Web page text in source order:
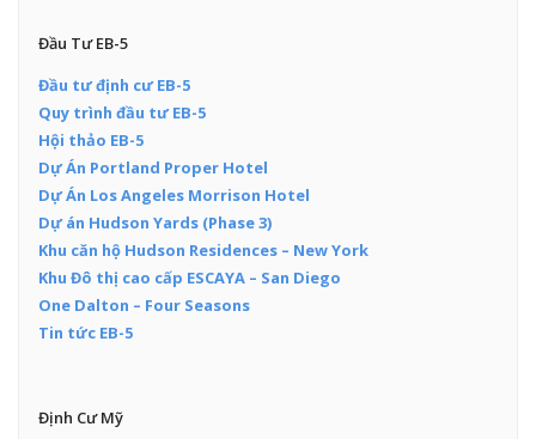
Đầu Tư EB-5
Đầu tư định cư EB-5
Quy trình đầu tư EB-5
Hội thảo EB-5
Dự Án Portland Proper Hotel
Dự Án Los Angeles Morrison Hotel
Dự án Hudson Yards (Phase 3)
Khu căn hộ Hudson Residences – New York
Khu Đô thị cao cấp ESCAYA – San Diego
One Dalton – Four Seasons
Tin tức EB-5
Định Cư Mỹ